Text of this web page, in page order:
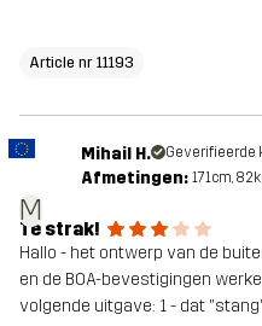
Article nr 11193
M
Mihail H. Geverifieerde
Afmetingen: 171cm,
Te strak!
Hallo - het ontwerp van de
en de BOA-bevestigingen
volgende uitgave: 1 - dat